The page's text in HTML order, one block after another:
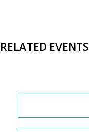
RELATED EVENTS